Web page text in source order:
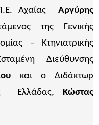
Αχαΐας Αργύρης
της Γενικής
– Κτηνιατρικής
Διεύθυνσης
και ο Διδάκτωρ
Ελλάδας, Κώστας